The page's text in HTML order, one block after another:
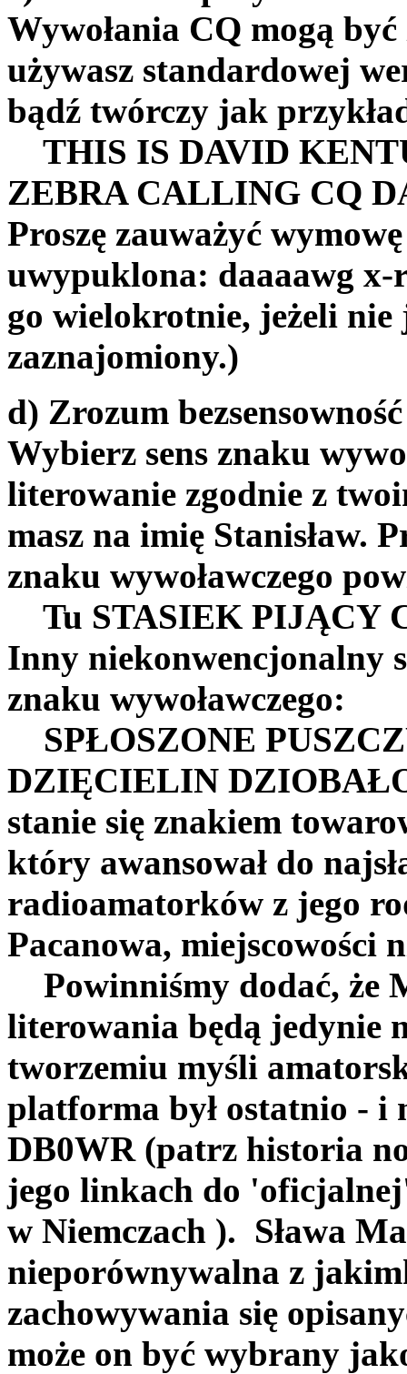
Wywołania CQ mogą
używasz standardowej
bądź twórczy jak
THIS IS DAVID
ZEBRA CALLING CQ
Proszę zauważyć
uwypuklona: daaaawg
go wielokrotnie, jeżeli nie
zaznajomiony.)
d) Zrozum
Wybierz sens znaku
literowanie zgodnie z
masz na imię Stanisław.
znaku wywoławczego
Tu STASIEK PIJĄCY
Inny niekonwencjonalny
znaku wywoławczego:
SPŁOSZONE
DZIĘCIELIN
stanie się znakiem
który awansował do
radioamatorków z jego
Pacanowa, miejscowości
Powinniśmy dodać, że
literowania będą jedynie
tworzemiu myśli
platforma był ostatnio - i
DB0WR (patrz historia
jego linkach do
w Niemczach ). Sława
nieporównywalna z
zachowywania się
może on być wybrany